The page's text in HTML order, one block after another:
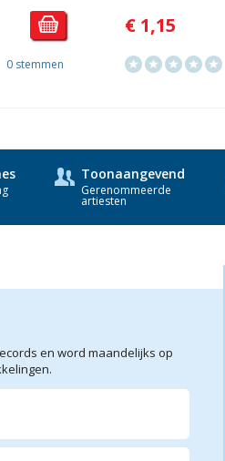
0 stemmen
€ 1,15
Toonaangevend
Gerenommeerde
artiesten
en word maandelijks op